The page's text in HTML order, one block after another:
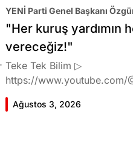
YENİ Parti Genel Başkanı
"Her kuruş yardımın
vereceğiz!"
Teke Tek Bilim ▷
https://www.youtube.com/
Giriş 01:58 Butlan kararı
meselesi? 11:32
Ağustos 3, 2026